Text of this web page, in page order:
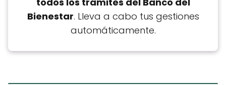
Bienestar. Lleva a cabo tus gestiones
automáticamente.